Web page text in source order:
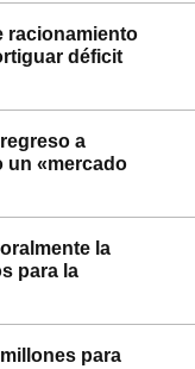
racionamiento
déficit
a
un «mercado
la
para la
para